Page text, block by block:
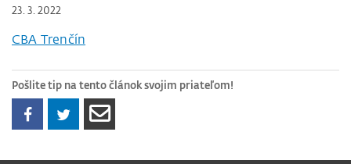
23. 3. 2022
CBA Trenčín
Pošlite tip na tento článok svojim priateľom!